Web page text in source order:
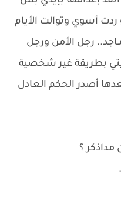
أسوي وتوالت الأيام
رجل الأمن ورجل
بطريقة غير شخصية
أصدر الحكم العادل
؟